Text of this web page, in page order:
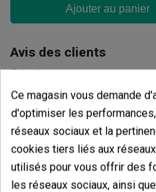
Ajouter au panier
Avis des clients
5 étoiles
4 étoiles
3 étoiles
2 étoiles
1 étoiles
Ce magasin vous demande
d'optimiser les
réseaux sociaux et la
cookies tiers liés aux
utilisés pour vous offrir des
les réseaux sociaux, ainsi